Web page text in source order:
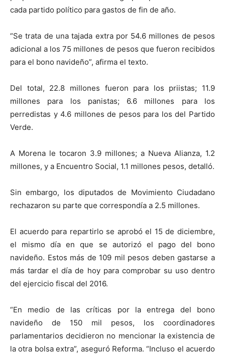
cada partido político para gastos de fin de año.
“Se trata de una tajada extra por 54.6 millones de pesos
adicional a los 75 millones de pesos que fueron recibidos
para el bono navideño”, afirma el texto.
Del total, 22.8 millones fueron para los priistas; 11.9
millones para los panistas; 6.6 millones para los
perredistas y 4.6 millones de pesos para los del Partido
Verde.
A Morena le tocaron 3.9 millones; a Nueva Alianza, 1.2
millones, y a Encuentro Social, 1.1 millones pesos, detalló.
Sin embargo, los diputados de Movimiento Ciudadano
rechazaron su parte que correspondía a 2.5 millones.
El acuerdo para repartirlo se aprobó el 15 de diciembre,
el mismo día en que se autorizó el pago del bono
navideño. Estos más de 109 mil pesos deben gastarse a
más tardar el día de hoy para comprobar su uso dentro
del ejercicio fiscal del 2016.
“En medio de las críticas por la entrega del bono
navideño de 150 mil pesos, los coordinadores
parlamentarios decidieron no mencionar la existencia de
la otra bolsa extra”, aseguró Reforma. “Incluso el acuerdo